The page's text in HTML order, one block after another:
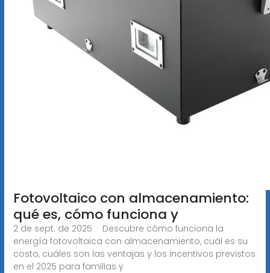
Fotovoltaico con almacenamiento:
qué es, cómo funciona y
2 de sept. de 2025 · Descubre cómo funciona la
energía fotovoltaica con almacenamiento, cuál es su
costo, cuáles son las ventajas y los incentivos previstos
en el 2025 para familias y